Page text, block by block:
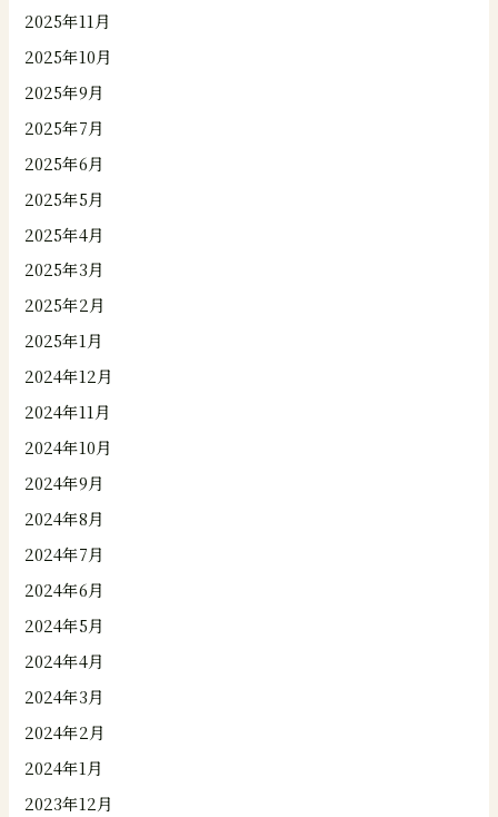
2025年11月
2025年10月
2025年9月
2025年7月
2025年6月
2025年5月
2025年4月
2025年3月
2025年2月
2025年1月
2024年12月
2024年11月
2024年10月
2024年9月
2024年8月
2024年7月
2024年6月
2024年5月
2024年4月
2024年3月
2024年2月
2024年1月
2023年12月